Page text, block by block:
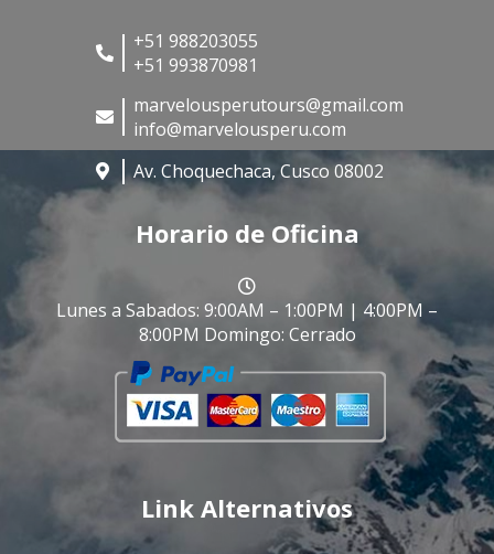
+51 988203055
+51 993870981
marvelousperutours@gmail.com
info@marvelousperu.com
Av. Choquechaca, Cusco 08002
Horario de Oficina
Lunes a Sabados: 9:00AM – 1:00PM | 4:00PM –
8:00PM Domingo: Cerrado
Link Alternativos